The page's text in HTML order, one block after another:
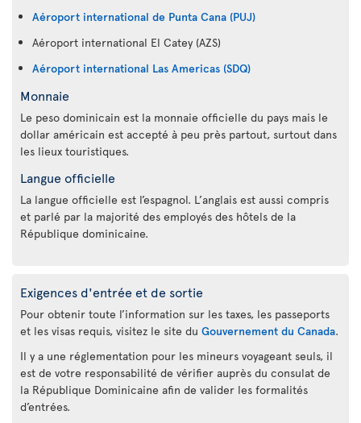
Aéroport international de Punta Cana (PUJ)
Aéroport international El Catey (AZS)
Aéroport international Las Americas (SDQ)
Monnaie
Le peso dominicain est la monnaie officielle du pays mais le
dollar américain est accepté à peu près partout, surtout dans
les lieux touristiques.
Langue officielle
La langue officielle est l’espagnol. L’anglais est aussi compris
et parlé par la majorité des employés des hôtels de la
République dominicaine.
Exigences d'entrée et de sortie
Pour obtenir toute l’information sur les taxes, les passeports
et les visas requis, visitez le site du Gouvernement du Canada.
Il y a une réglementation pour les mineurs voyageant seuls, il
est de votre responsabilité de vérifier auprès du consulat de
la République Dominicaine afin de valider les formalités
d’entrées.